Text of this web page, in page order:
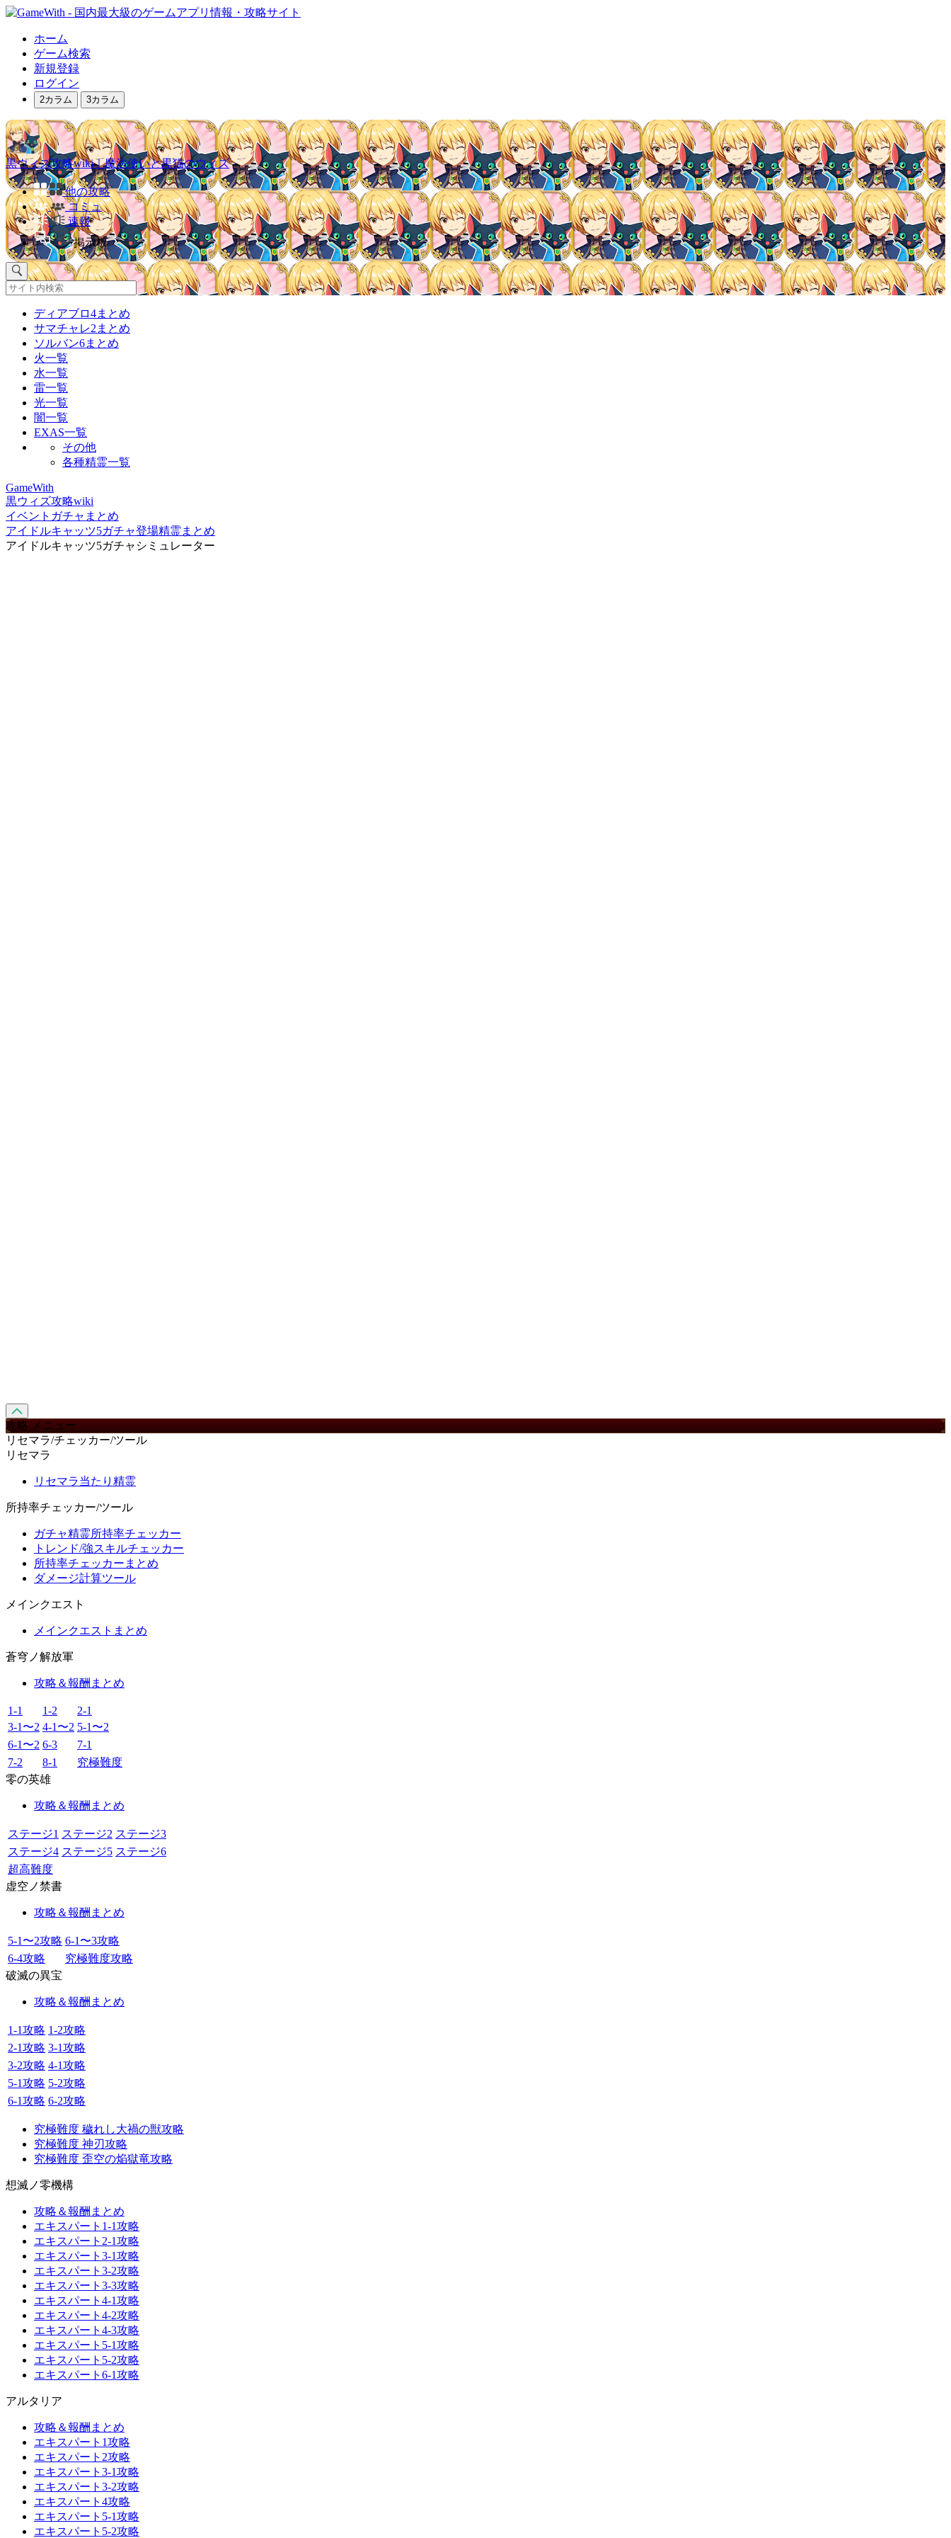
ホーム
ゲーム検索
新規登録
ログイン
2カラム 3カラム
黒ウィズ攻略wiki｜魔法使いと黒猫のウィズ
他の攻略
コミュ
速報
掲示板
ディアブロ4まとめ
サマチャレ2まとめ
ソルバン6まとめ
火一覧
水一覧
雷一覧
光一覧
闇一覧
EXAS一覧
その他
各種精霊一覧
GameWith
黒ウィズ攻略wiki
イベントガチャまとめ
アイドルキャッツ5ガチャ登場精霊まとめ
アイドルキャッツ5ガチャシミュレーター
攻略 メニュー
リセマラ/チェッカー/ツール
リセマラ
リセマラ当たり精霊
所持率チェッカー/ツール
ガチャ精霊所持率チェッカー
トレンド/強スキルチェッカー
所持率チェッカーまとめ
ダメージ計算ツール
メインクエスト
メインクエストまとめ
蒼穹ノ解放軍
攻略＆報酬まとめ
1-1 1-2
2-1
3-1〜2 4-1〜2 5-1〜2
6-1〜2 6-3
7-1
7-2
8-1
究極難度
零の英雄
攻略＆報酬まとめ
ステージ1 ステージ2 ステージ3
ステージ4 ステージ5 ステージ6
超高難度
虚空ノ禁書
攻略＆報酬まとめ
5-1〜2攻略 6-1〜3攻略
6-4攻略
究極難度攻略
破滅の異宝
攻略＆報酬まとめ
1-1攻略 1-2攻略
2-1攻略 3-1攻略
3-2攻略 4-1攻略
5-1攻略 5-2攻略
6-1攻略 6-2攻略
究極難度 穢れし大禍の獣攻略
究極難度 神刃攻略
究極難度 歪空の焔獄竜攻略
想滅ノ零機構
攻略＆報酬まとめ
エキスパート1-1攻略
エキスパート2-1攻略
エキスパート3-1攻略
エキスパート3-2攻略
エキスパート3-3攻略
エキスパート4-1攻略
エキスパート4-2攻略
エキスパート4-3攻略
エキスパート5-1攻略
エキスパート5-2攻略
エキスパート6-1攻略
アルタリア
攻略＆報酬まとめ
エキスパート1攻略
エキスパート2攻略
エキスパート3-1攻略
エキスパート3-2攻略
エキスパート4攻略
エキスパート5-1攻略
エキスパート5-2攻略